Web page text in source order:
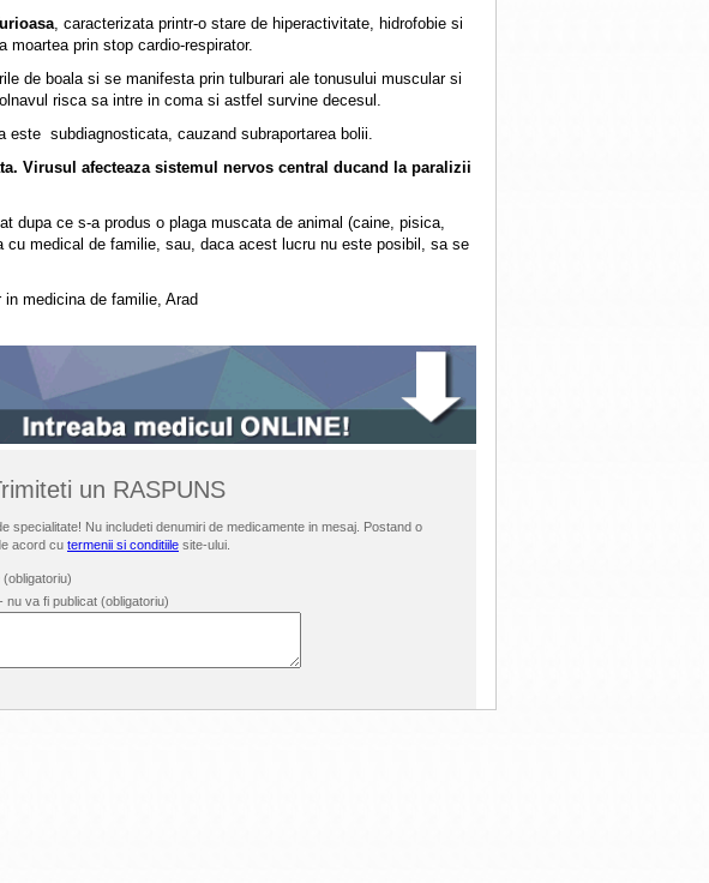
, caracterizata printr-o stare de hiperactivitate, hidrofobie si
prin stop cardio-respirator.
de boala si se manifesta prin tulburari ale tonusului muscular si
risca sa intre in coma si astfel survine decesul.
subdiagnosticata, cauzand subraportarea bolii.
Virusul afecteaza sistemul nervos central ducand la paralizii
dupa ce s-a produs o plaga muscata de animal (caine, pisica,
cu medical de familie, sau, daca acest lucru nu este posibil, sa se
in medicina de familie, Arad
un RASPUNS
specialitate! Nu includeti denumiri de medicamente in mesaj. Postand o
acord cu termenii si conditiile site-ului.
(obligatoriu)
nu va fi publicat (obligatoriu)